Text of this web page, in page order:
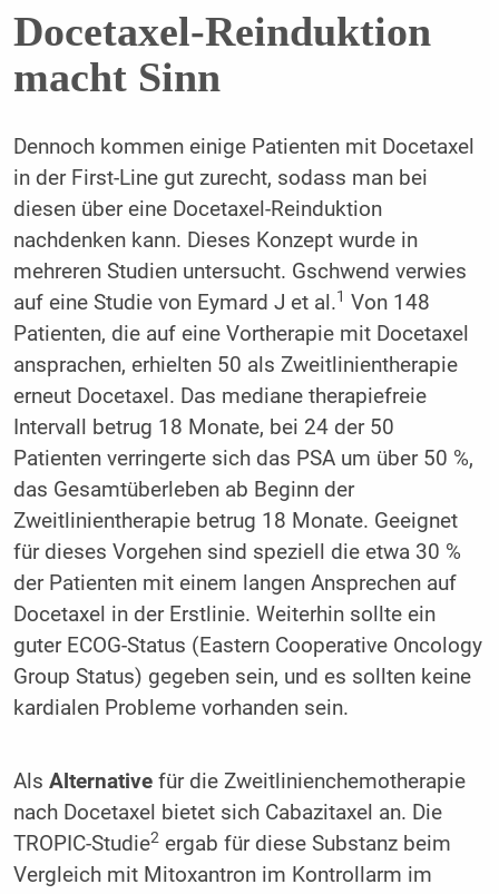
Docetaxel-Reinduktion
macht Sinn
Dennoch kommen einige Patienten mit Docetaxel
in der First-Line gut zurecht, sodass man bei
diesen über eine Docetaxel-Reinduktion
nachdenken kann. Dieses Konzept wurde in
mehreren Studien untersucht. Gschwend verwies
auf eine Studie von Eymard J et al.1 Von 148
Patienten, die auf eine Vortherapie mit Docetaxel
ansprachen, erhielten 50 als Zweitlinientherapie
erneut Docetaxel. Das mediane therapiefreie
Intervall betrug 18 Monate, bei 24 der 50
Patienten verringerte sich das PSA um über 50 %,
das Gesamtüberleben ab Beginn der
Zweitlinientherapie betrug 18 Monate. Geeignet
für dieses Vorgehen sind speziell die etwa 30 %
der Patienten mit einem langen Ansprechen auf
Docetaxel in der Erstlinie. Weiterhin sollte ein
guter ECOG-Status (Eastern Cooperative Oncology
Group Status) gegeben sein, und es sollten keine
kardialen Probleme vorhanden sein.
Als Alternativefür die Zweitlinienchemotherapie
nach Docetaxel bietet sich Cabazitaxel an. Die
TROPIC-Studie2ergab für diese Substanz beim
Vergleich mit Mitoxantron im Kontrollarm im